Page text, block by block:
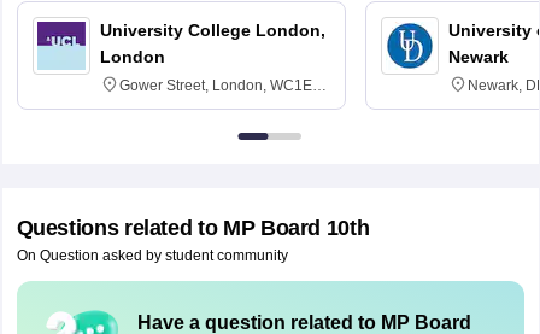
University College London,
London
Gower Street, London, WC1E
6BT
University
Newark
Newark,
Questions related to MP Board 10th
On Question asked by student community
Have a question related to MP Board